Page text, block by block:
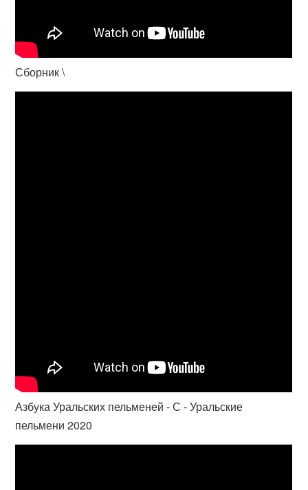
Сборник \
Азбука Уральских пельменей - С - Уральские
пельмени 2020